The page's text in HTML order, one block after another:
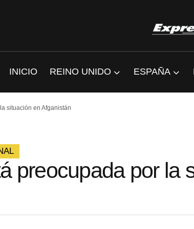
INICIO REINO UNIDO ESPAÑA
situación en Afganistán
preocupada por la